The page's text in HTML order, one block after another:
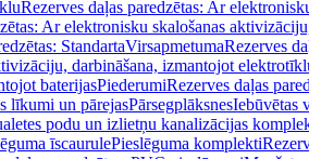
Rezerves daļas paredzētas: Ar
Ar elektronisku skalošanas
StandartaVirsapmetumaRezerves
darbināšana, izmantojot
baterijasPiederumiRezerves daļas
līkumi un pārejasPārsegplāksnesIebūvētas
podu un izlietņu kanalizācijas
īscaurulePieslēguma komplekti